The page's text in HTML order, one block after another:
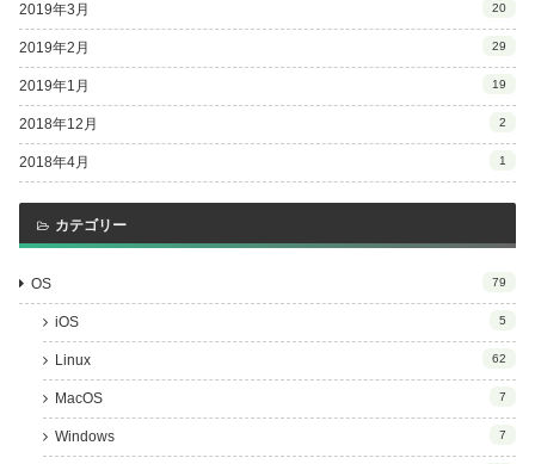
2019年3月 20
2019年2月 29
2019年1月 19
2018年12月 2
2018年4月 1
カテゴリー
OS 79
iOS 5
Linux 62
MacOS 7
Windows 7